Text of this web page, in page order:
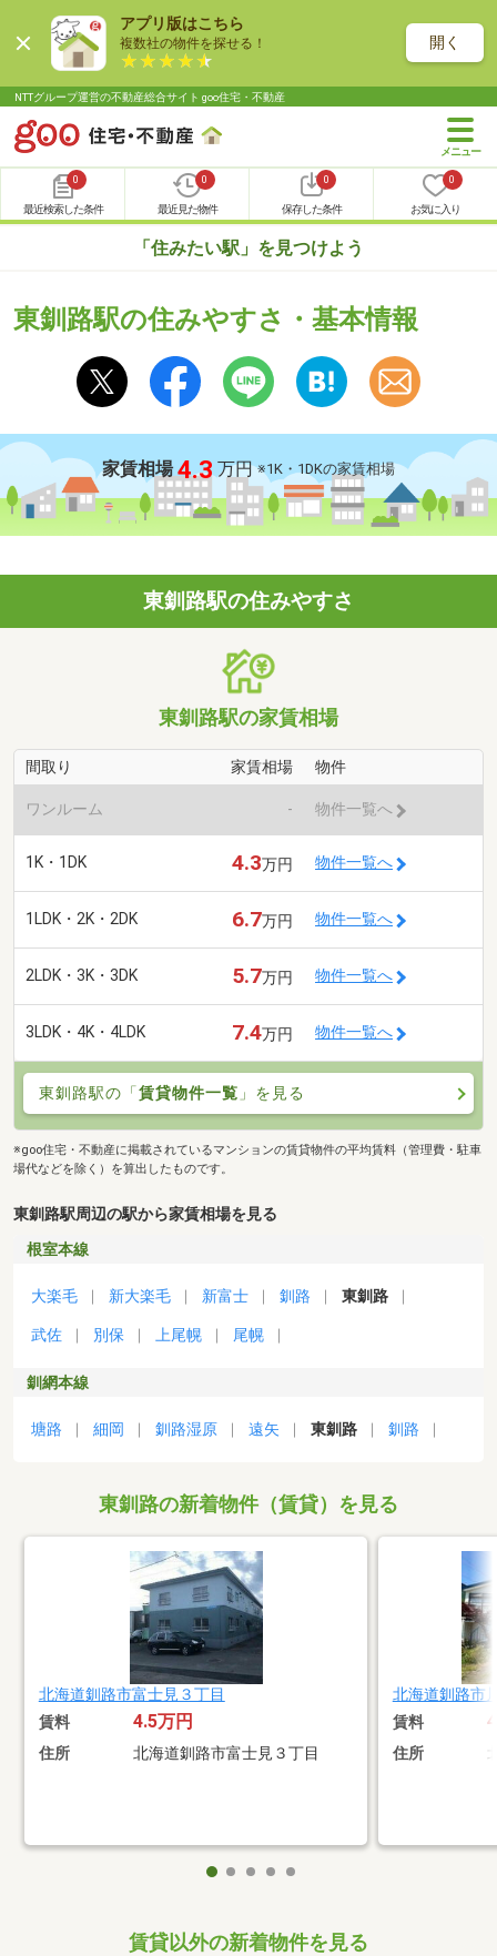
アプリ版はこちら
複数社の物件を探せる！ 開く
NTTグループ運営の不動産総合サイト goo住宅・不動産
0
最近検索した条件
0
最近見た物件
0
保存した条件
0
お気に入り
「住みたい駅」を見つけよう
東釧路駅の住みやすさ・基本情報
家賃相場 4.3 万円 ※1K・1DKの家賃相場
東釧路駅の住みやすさ
東釧路駅の家賃相場
間取り 家賃相場 物件
ワンルーム - 物件一覧へ
1K・1DK 4.3万円 物件一覧へ
1LDK・2K・2DK 6.7万円 物件一覧へ
2LDK・3K・3DK 5.7万円 物件一覧へ
3LDK・4K・4LDK 7.4万円 物件一覧へ
東釧路駅の「賃貸物件一覧 」を見る
※goo住宅・不動産に掲載されているマンションの賃貸物件の平均賃料（管理費・駐車
場代などを除く）を算出したものです。
東釧路駅周辺の駅から家賃相場を見る
根室本線
大楽毛 新大楽毛 新富士 釧路 東釧路
武佐 別保 上尾幌 尾幌
釧網本線
塘路 細岡 釧路湿原 遠矢 東釧路 釧路
東釧路の新着物件（賃貸）を見る
北海道釧路市富士見３丁目
賃料 4.5万円
住所 北海道釧路市富士見３丁目
北海道釧路市
賃料
住所
賃貸以外の新着物件を見る